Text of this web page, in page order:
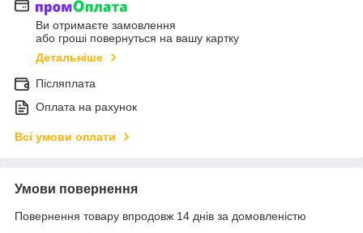
Ви отримаєте замовлення
або гроші повернуться на вашу картку
Детальніше
Післяплата
Оплата на рахунок
Всі умови оплати
Умови повернення
Повернення товару впродовж 14 днів за домовленістю